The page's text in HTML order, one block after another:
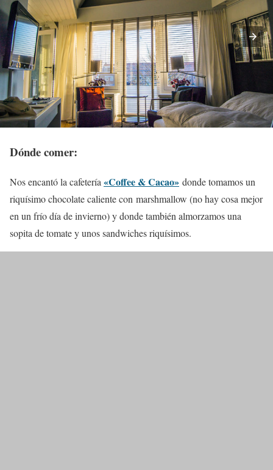
Dónde comer:
Nos encantó la cafetería «Coffee & Cacao» donde tomamos un
riquísimo chocolate caliente con marshmallow (no hay cosa mejor
en un frío día de invierno) y donde también almorzamos una
sopita de tomate y unos sandwiches riquísimos.